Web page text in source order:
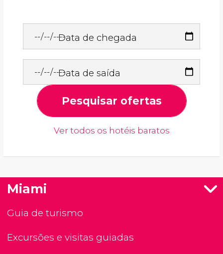
Data de chegada
Data de saída
Pesquisar ofertas
Ver todos os hotéis baratos
Miami
Guia de turismo
Excursões e visitas guiadas